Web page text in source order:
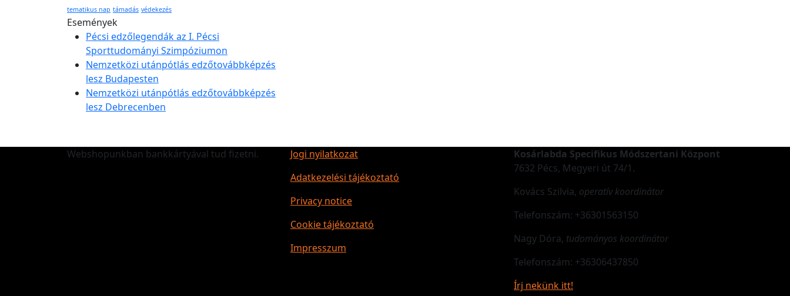
tematikus nap támadás védekezés
Események
Pécsi edzőlegendák az I. Pécsi
Sporttudományi Szimpóziumon
Nemzetközi utánpótlás edzőtovábbképzés
lesz Budapesten
Nemzetközi utánpótlás edzőtovábbképzés
lesz Debrecenben
Webshopunkban bankkártyával tud fizetni.
Jogi nyilatkozat
Adatkezelési tájékoztató
Privacy notice
Cookie tájékoztató
Impresszum
Kosárlabda Specifikus Módszertani Központ
7632 Pécs, Megyeri út 74/1.
Kovács Szilvia, operatív koordinátor
Telefonszám: +36301563150
Nagy Dóra, tudományos koordinátor
Telefonszám: +36306437850
Írj nekünk itt!